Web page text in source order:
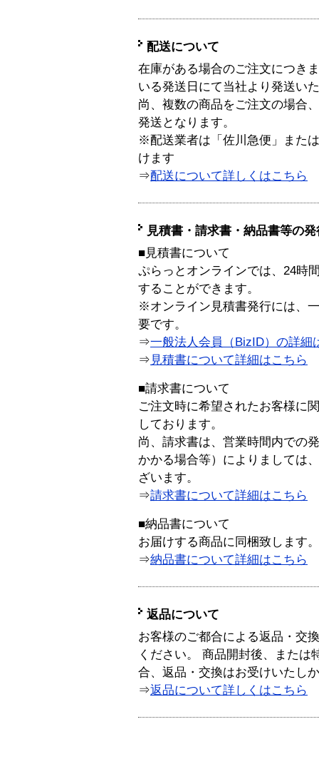
配送について
在庫がある場合のご注文につき
いる発送日にて当社より発送い
尚、複数の商品をご注文の場合
発送となります。
※配送業者は「佐川急便」また
けます
⇒配送について詳しくはこちら
見積書・請求書・納品書等の
■見積書について
ぷらっとオンラインでは、24時
することができます。
※オンライン見積書発行には、
要です。
⇒一般法人会員（BizID）の詳細
⇒ 見積書について詳細はこちら
■請求書について
ご注文時に希望されたお客様に
しております。
尚、請求書は、営業時間内での
かかる場合等）によりましては
ざいます。
⇒請求書について詳細はこちら
■納品書について
お届けする商品に同梱致します。
⇒納品書について詳細はこちら
返品について
お客様のご都合による返品・交
ください。 商品開封後、または
合、返品・交換はお受けいたし
⇒返品について詳しくはこちら